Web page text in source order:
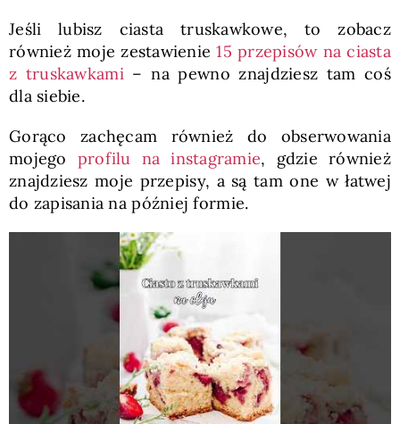
Jeśli lubisz ciasta truskawkowe, to zobacz
również moje zestawienie15 przepisów na ciasta
z truskawkami– na pewno znajdziesz tam coś
dla siebie.
Gorąco zachęcam również do obserwowania
mojego profilu na instagramie, gdzie również
znajdziesz moje przepisy, a są tam one w łatwej
do zapisania na później formie.